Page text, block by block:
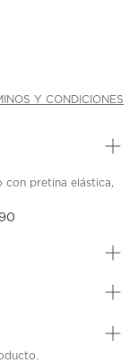
Y CONDICIONES
con pretina elástica,